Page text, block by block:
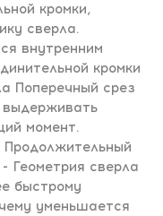
кромки,
сверла.
внутренним
кромки
Поперечный срез
выдерживать
момент.
Продолжительный
Геометрия сверла
быстрому
уменьшается